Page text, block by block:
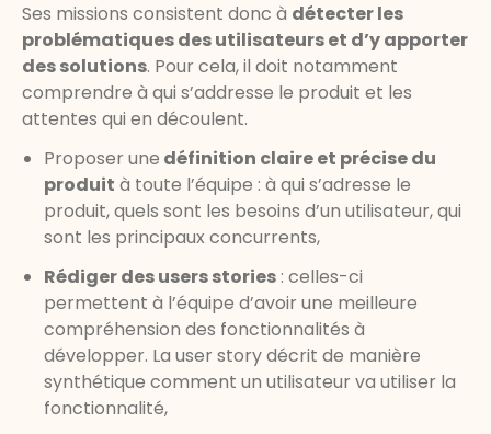
Ses missions consistent donc à détecter les
problématiques des utilisateurs et d’y apporter
des solutions. Pour cela, il doit notamment
comprendre à qui s’addresse le produit et les
attentes qui en découlent.
Proposer une définition claire et précise du
produit à toute l’équipe : à qui s’adresse le
produit, quels sont les besoins d’un utilisateur, qui
sont les principaux concurrents,
Rédiger des users stories : celles-ci
permettent à l’équipe d’avoir une meilleure
compréhension des fonctionnalités à
développer. La user story décrit de manière
synthétique comment un utilisateur va utiliser la
fonctionnalité,